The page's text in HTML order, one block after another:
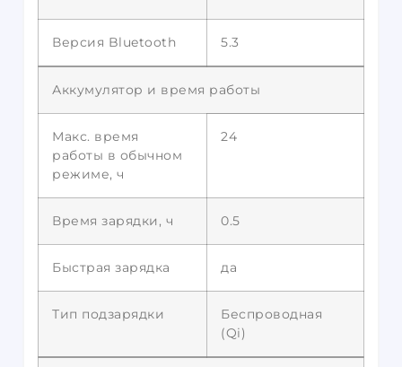
Версия Bluetooth 5.3
Аккумулятор и время работы
Макс. время
работы в обычном
режиме, ч
24
Время зарядки, ч 0.5
Быстрая зарядка да
Тип подзарядки
Беспроводная
(Qi)